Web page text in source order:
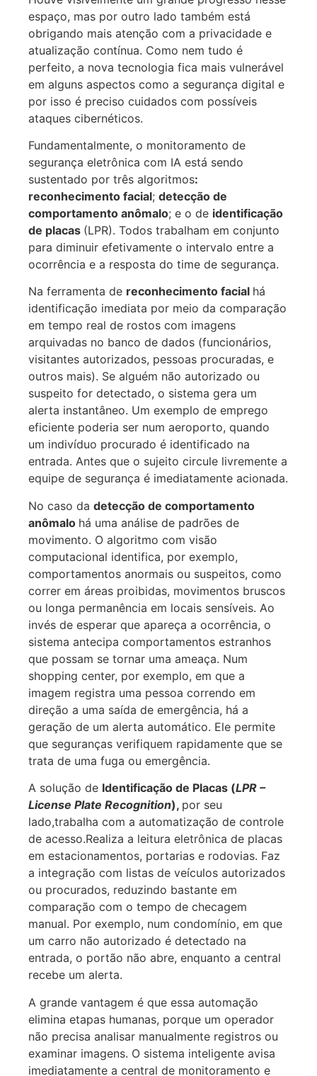
espaço, mas por outro lado também está
obrigando mais atenção com a privacidade e
atualização contínua. Como nem tudo é
perfeito, a nova tecnologia fica mais vulnerável
em alguns aspectos como a segurança digital e
por isso é preciso cuidados com possíveis
ataques cibernéticos.
Fundamentalmente, o monitoramento de
segurança eletrônica com IA está sendo
sustentado por três algoritmos:
reconhecimento facial; detecção de
comportamento anômalo; e o de identificação
de placas (LPR). Todos trabalham em conjunto
para diminuir efetivamente o intervalo entre a
ocorrência e a resposta do time de segurança.
Na ferramenta de reconhecimento facial há
identificação imediata por meio da comparação
em tempo real de rostos com imagens
arquivadas no banco de dados (funcionários,
visitantes autorizados, pessoas procuradas, e
outros mais). Se alguém não autorizado ou
suspeito for detectado, o sistema gera um
alerta instantâneo. Um exemplo de emprego
eficiente poderia ser num aeroporto, quando
um indivíduo procurado é identificado na
entrada. Antes que o sujeito circule livremente a
equipe de segurança é imediatamente acionada.
No caso da detecção de comportamento
anômalo há uma análise de padrões de
movimento. O algoritmo com visão
computacional identifica, por exemplo,
comportamentos anormais ou suspeitos, como
correr em áreas proibidas, movimentos bruscos
ou longa permanência em locais sensíveis. Ao
invés de esperar que apareça a ocorrência, o
sistema antecipa comportamentos estranhos
que possam se tornar uma ameaça. Num
shopping center, por exemplo, em que a
imagem registra uma pessoa correndo em
direção a uma saída de emergência, há a
geração de um alerta automático. Ele permite
que seguranças verifiquem rapidamente que se
trata de uma fuga ou emergência.
A solução de Identificação de Placas (LPR –
License Plate Recognition), por seu
lado,trabalha com a automatização de controle
de acesso.Realiza a leitura eletrônica de placas
em estacionamentos, portarias e rodovias. Faz
a integração com listas de veículos autorizados
ou procurados, reduzindo bastante em
comparação com o tempo de checagem
manual. Por exemplo, num condomínio, em que
um carro não autorizado é detectado na
entrada, o portão não abre, enquanto a central
recebe um alerta.
A grande vantagem é que essa automação
elimina etapas humanas, porque um operador
não precisa analisar manualmente registros ou
examinar imagens. O sistema inteligente avisa
imediatamente a central de monitoramento e